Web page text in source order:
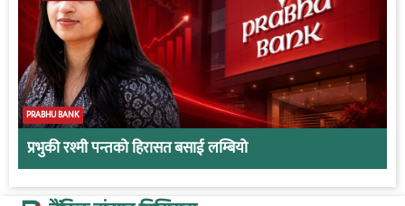
PRABHU BANK
प्रभुकी रश्मी पन्तको हिरासत बसाई लम्बियो